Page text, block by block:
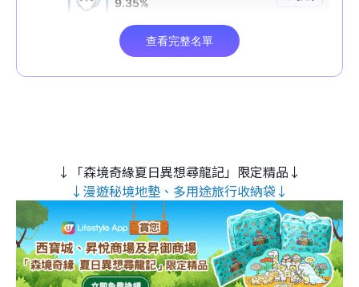
↓「森境奇緣夏日異想尋龍記」限定精品↓
↓漫遊秘境地墊、多用途旅行收納袋↓